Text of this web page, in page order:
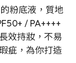
粉底液，質地
/ PA++++
效持妝，不易
疵，為你打造